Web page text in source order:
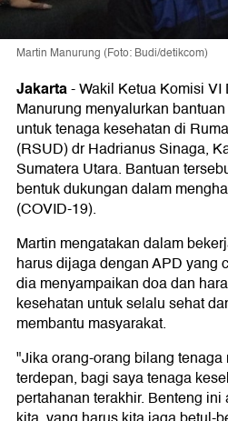
Martin Manurung (Foto: Budi/detikcom)
Jakarta-Wakil Ketua Komisi VI
Manurung menyalurkan
untuk tenaga kesehatan di
(RSUD) dr Hadrianus Sinaga,
Sumatera Utara. Bantuan
bentuk dukungan dalam
(COVID-19).
Martin mengatakan dalam
harus dijaga dengan APD yang
dia menyampaikan doa dan
kesehatan untuk selalu sehat
membantu masyarakat.
"Jika orang-orang bilang
terdepan, bagi saya tenaga
pertahanan terakhir. Benteng